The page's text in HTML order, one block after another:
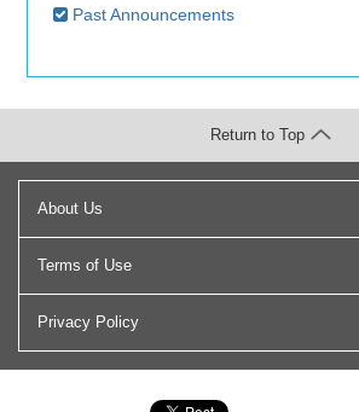
Past Announcements
About Us
Terms of Use
Privacy Policy
Return to Top